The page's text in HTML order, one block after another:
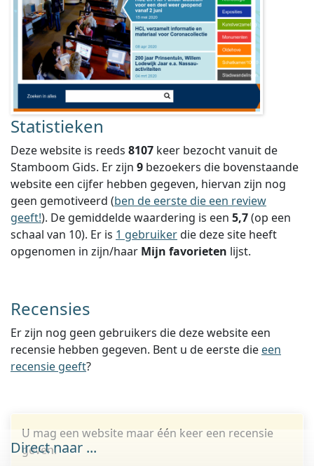
Statistieken
Deze website is reeds 8107 keer bezocht vanuit de
Stamboom Gids. Er zijn 9 bezoekers die bovenstaande
website een cijfer hebben gegeven, hiervan zijn nog
geen gemotiveerd (ben de eerste die een review
geeft!). De gemiddelde waardering is een 5,7(op een
schaal van 10). Er is 1 gebruikerdie deze site heeft
opgenomen in zijn/haar Mijn favorieten lijst.
Recensies
Er zijn nog geen gebruikers die deze website een
recensie hebben gegeven. Bent u de eerste die een
recensie geeft?
U mag een website maar één keer een recensie
geven.
Direct naar ...